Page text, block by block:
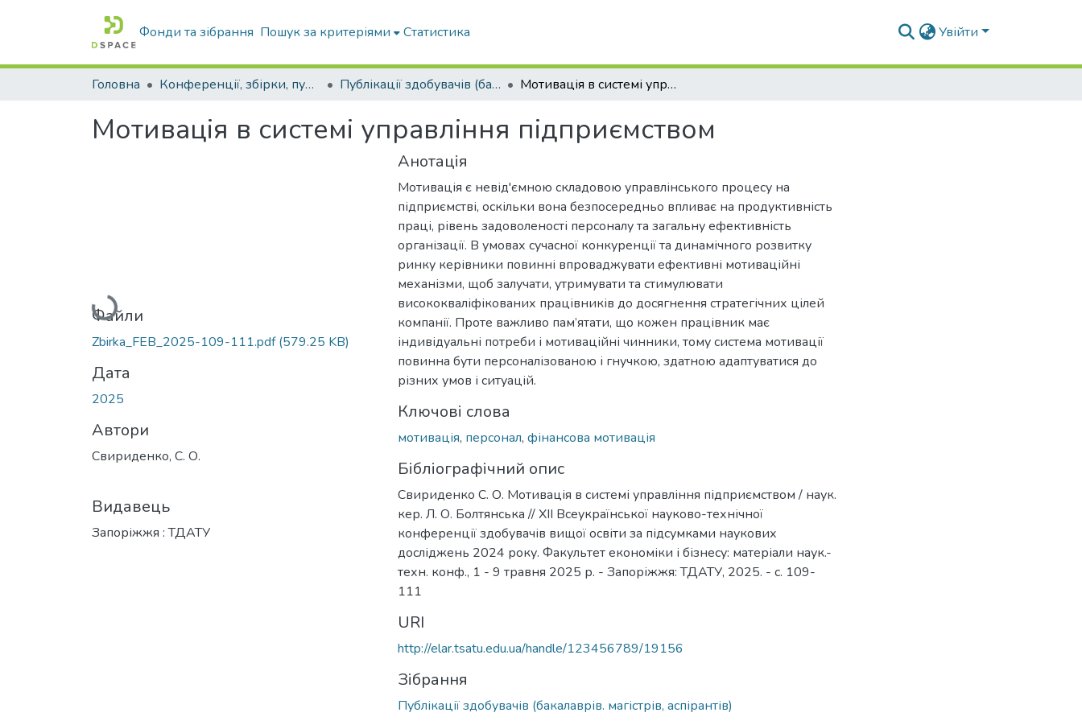
Фонди та зібрання Пошук за критеріями Статистика Увійти
Головна Конференції, збірки, публікації молодих вчених і здобувачів : магістрів, бакалаврів, аспірантів. Публікації здобувачів (бакалаврів. магістрів, аспірантів) Мотивація в системі управління підприємством
Мотивація в системі управління підприємством
Вантажиться...
Файли
Zbirka_FEB_2025-109-111.pdf(579.25 KB)
Дата
2025
Автори
Свириденко, С. О.
Видавець
Запоріжжя : ТДАТУ
Анотація
Мотивація є невід'ємною складовою управлінського процесу на
підприємстві, оскільки вона безпосередньо впливає на продуктивність
праці, рівень задоволеності персоналу та загальну ефективність
організації. В умовах сучасної конкуренції та динамічного розвитку
ринку керівники повинні впроваджувати ефективні мотиваційні
механізми, щоб залучати, утримувати та стимулювати
висококваліфікованих працівників до досягнення стратегічних цілей
компанії. Проте важливо пам’ятати, що кожен працівник має
індивідуальні потреби і мотиваційні чинники, тому система мотивації
повинна бути персоналізованою і гнучкою, здатною адаптуватися до
різних умов і ситуацій.
Ключові слова
мотивація, персонал, фінансова мотивація
Бібліографічний опис
Свириденко С. О. Мотивація в системі управління підприємством / наук.
кер. Л. О. Болтянська // ХІІ Всеукраїнської науково-технічної
конференції здобувачів вищої освіти за підсумками наукових
досліджень 2024 року. Факультет економіки і бізнесу: матеріали наук.-
техн. конф., 1 - 9 травня 2025 р. - Запоріжжя: ТДАТУ, 2025. - с. 109-
111
URI
http://elar.tsatu.edu.ua/handle/123456789/19156
Зібрання
Публікації здобувачів (бакалаврів. магістрів, аспірантів)